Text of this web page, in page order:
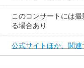
このコンサートには
る場合あり
公式サイトほか、関